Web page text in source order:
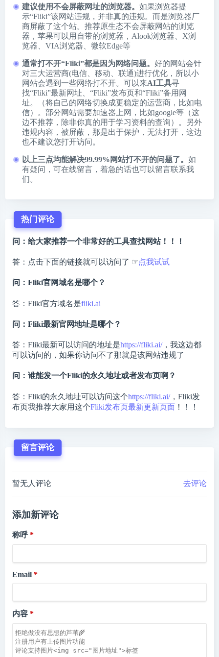
建议使用不会屏蔽网址的浏览器。 如果浏览器提
示“Fliki”该网站违规，并非真的违规。而是浏览器厂
商屏蔽了这个站。推荐原生态不会屏蔽网站的浏览
器，苹果可以用自带的浏览器， Alook浏览器
X浏
览器
VIA浏览器 微软Edge等
通常打不开“Fliki”都是因为网络问题。 好的网站会针
对三大运营商(电信、移动、联通)进行优化，所以小
网站会遇到一些网络打不开。可以来AI工具寻
找“Fliki”最新网址、“Fliki”发布页和“Fliki”备用网
址。（将自己的网络切换成更稳定的运营商，比如电
信）。部分网站需要加速器上网，比如google等（这
边不推荐，除非你真的用于学习资料的查询）。另外
违规内容，被屏蔽，那是出于保护，无法打开，这边
也不建议您打开访问。
以上三点均能解决99.99%网站打不开的问题了。 如
有疑问，可在线留言，着急的话也可以留言联系我
们。
热门评论
问：给大家推荐一个非常好的工具查找网站！！！
答：点击下面的链接就可以访问了 ☞点我试试
问：Fliki官网域名是哪个？
答：Fliki官方域名是fliki.ai
问：Fliki最新官网地址是哪个？
答：Fliki最新可以访问的地址是https://fliki.ai/，我这边都
可以访问的，如果你访问不了那就是该网站违规了
问：谁能发一个Fliki的永久地址或者发布页啊？
答：Fliki的永久地址可以访问这个https://fliki.ai/，Fliki发
布页我推荐大家用这个Fliki发布页最新更新页面 ！！！
留言评论
暂无人评论 去评论
添加新评论
称呼
Email
内容